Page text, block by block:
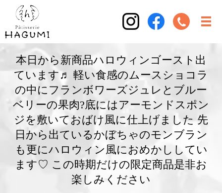
本日から新商品ハロウィンゴースト出
ています♬ 軽い食感のムースショコラ
の中にフランボワーズジュレとブルー
ベリーの果肉?底にはアーモンドスポン
ジを敷いておばけ風に仕上げました 先
日から出ているかぼちゃのモンブラン
も更にハロウィン風におめかししてい
ます♡ この時期だけの限定商品是非お
楽しみください